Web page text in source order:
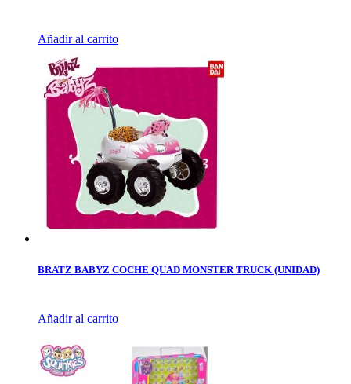
Añadir al carrito
BRATZ BABYZ COCHE QUAD MONSTER TRUCK (UNIDAD)
Añadir al carrito